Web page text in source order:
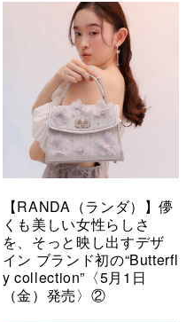
【RANDA（ランダ）】儚
くも美しい女性らしさ
を、そっと映し出すデザ
イン ブランド初の“Butterfl
y collection”〈5月1日
（金）発売〉②